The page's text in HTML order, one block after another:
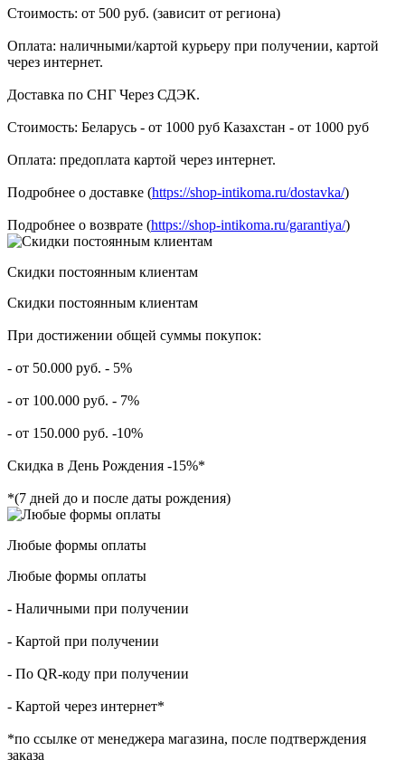
Стоимость: от 500 руб. (зависит от региона)
Оплата: наличными/картой курьеру при получении, картой
через интернет.
Доставка по СНГ Через СДЭК.
Стоимость: Беларусь - от 1000 руб Казахстан - от 1000 руб
Оплата: предоплата картой через интернет.
Подробнее о доставке (https://shop-intikoma.ru/dostavka/)
Подробнее о возврате (https://shop-intikoma.ru/garantiya/)
Скидки постоянным клиентам
Скидки постоянным клиентам
При достижении общей суммы покупок:
- от 50.000 руб. - 5%
- от 100.000 руб. - 7%
- от 150.000 руб. -10%
Скидка в День Рождения -15%*
*(7 дней до и после даты рождения)
Любые формы оплаты
Любые формы оплаты
- Наличными при получении
- Картой при получении
- По QR-коду при получении
- Картой через интернет*
*по ссылке от менеджера магазина, после подтверждения
заказа